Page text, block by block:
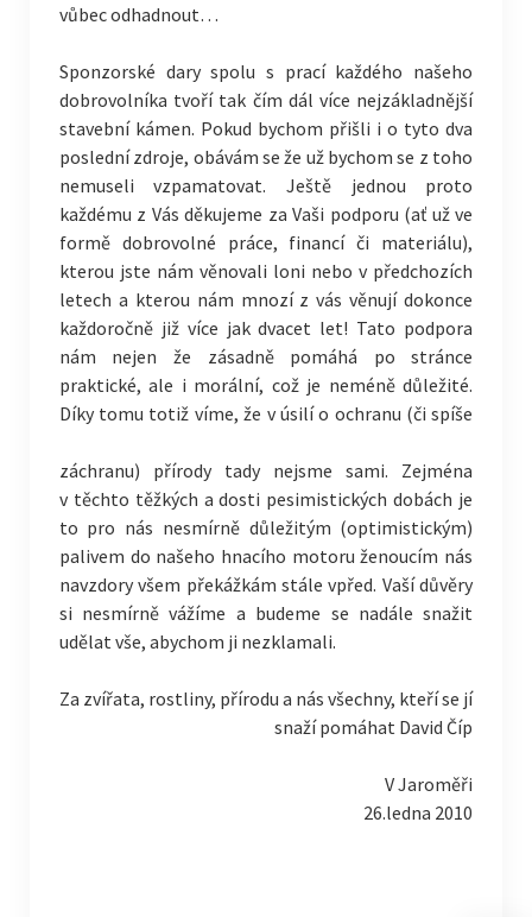
vůbec odhadnout…
Sponzorské dary spolu s prací každého našeho
dobrovolníka tvoří tak čím dál více nejzákladnější
stavební kámen. Pokud bychom přišli i o tyto dva
poslední zdroje, obávám se že už bychom se z toho
nemuseli vzpamatovat. Ještě jednou proto
každému z Vás děkujeme za Vaši podporu (ať už ve
formě dobrovolné práce, financí či materiálu),
kterou jste nám věnovali loni nebo v předchozích
letech a kterou nám mnozí z vás věnují dokonce
každoročně již více jak dvacet let! Tato podpora
nám nejen že zásadně pomáhá po stránce
praktické, ale i morální, což je neméně důležité.
Díky tomu totiž víme, že v úsilí o ochranu (či spíše
záchranu) přírody tady nejsme sami. Zejména
v těchto těžkých a dosti pesimistických dobách je
to pro nás nesmírně důležitým (optimistickým)
palivem do našeho hnacího motoru ženoucím nás
navzdory všem překážkám stále vpřed. Vaší důvěry
si nesmírně vážíme a budeme se nadále snažit
udělat vše, abychom ji nezklamali.
Za zvířata, rostliny, přírodu a nás všechny, kteří se jí
snaží pomáhat David Číp
V Jaroměři
26.ledna 2010